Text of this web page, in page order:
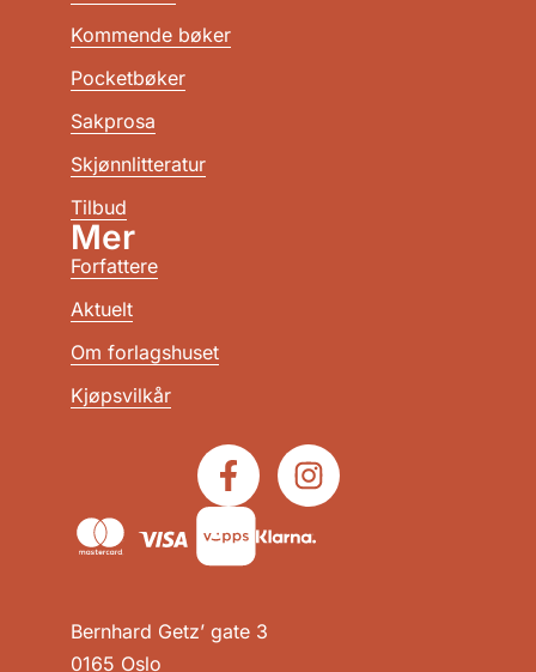
Bernhard Getz’ gate 3
0165 Oslo
Kommende bøker
Pocketbøker
Sakprosa
Skjønnlitteratur
Tilbud
Mer
Forfattere
Aktuelt
Om forlagshuset
Kjøpsvilkår